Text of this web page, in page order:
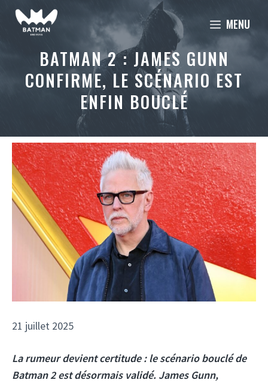
Aller
MENU
BATMAN 2 : JAMES GUNN
CONFIRME, LE SCÉNARIO EST
ENFIN BOUCLÉ
21 juillet 2025
La rumeur devient certitude : lescénario boucléde
Batman 2 est désormais validé. James Gunn,